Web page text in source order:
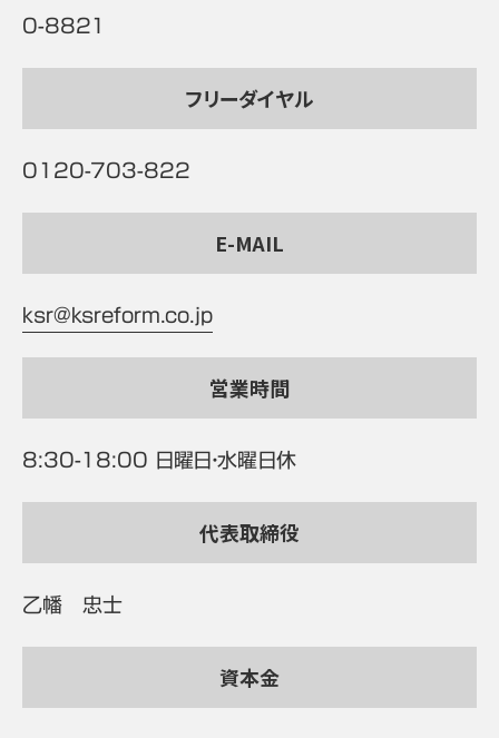
0-8821
フリーダイヤル
0120-703-822
E-MAIL
ksr@ksreform.co.jp
営業時間
8:30-18:00 日曜日・水曜日休
代表取締役
乙幡 忠士
資本金